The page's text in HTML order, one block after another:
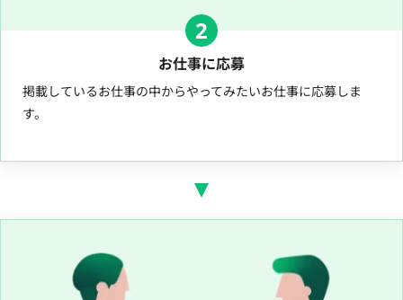
2
お仕事に応募
掲載しているお仕事の中からやってみたいお仕事に応募しま
す。